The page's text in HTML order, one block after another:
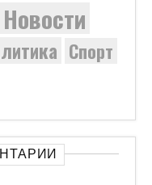
Новости
Спорт